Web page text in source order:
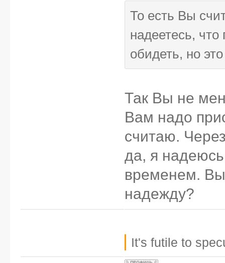
То есть Вы
надеетесь,
обидеть, но
Так Вы не
Вам надо
считаю.
да, я
временем. Вы
надежду?
It's futile to